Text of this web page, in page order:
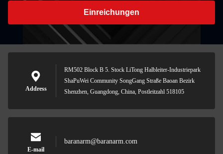
Einreichungen
Address
RM502 Block B 5. Stock LiTong Halbleiter-Industriepark
ShaPuWei Community SongGang Straße Baoan Bezirk
Shenzhen, Guangdong, China, Postleitzahl 518105
E-mail
baranarm@baranarm.com